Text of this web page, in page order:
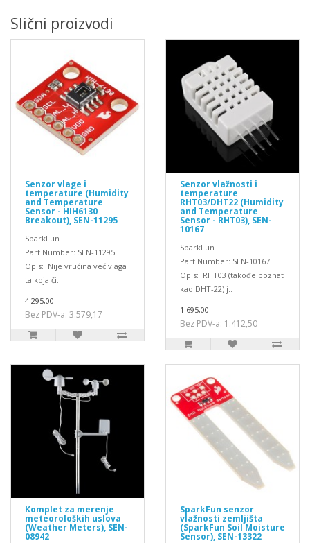
Slični proizvodi
Senzor vlage i
temperature (Humidity
and Temperature
Sensor - HIH6130
Breakout), SEN-11295
SparkFun
Part Number: SEN-11295
Opis: Nije vrućina već vlaga
ta koja či..
4.295,00
Bez PDV-a: 3.579,17
Senzor vlažnosti i
temperature
RHT03/DHT22 (Humidity
and Temperature
Sensor - RHT03), SEN-
10167
SparkFun
Part Number: SEN-10167
Opis: RHT03 (takođe poznat
kao DHT-22) j..
1.695,00
Bez PDV-a: 1.412,50
Komplet za merenje
meteoroloških uslova
(Weather Meters), SEN-
08942
SparkFun senzor
vlažnosti zemljišta
(SparkFun Soil Moisture
Sensor), SEN-13322